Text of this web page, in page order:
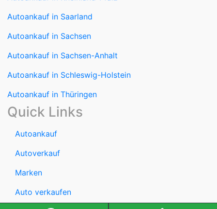
Autoankauf in Saarland
Autoankauf in Sachsen
Autoankauf in Sachsen-Anhalt
Autoankauf in Schleswig-Holstein
Autoankauf in Thüringen
Quick Links
Autoankauf
Autoverkauf
Marken
Auto verkaufen